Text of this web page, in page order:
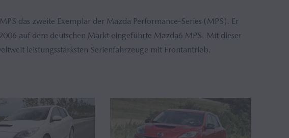
das zweite Exemplar der Mazda Performance-Series (MPS). Er
auf dem deutschen Markt eingeführte Mazda6 MPS. Mit dieser
leistungsstärksten Serienfahrzeuge mit Frontantrieb.